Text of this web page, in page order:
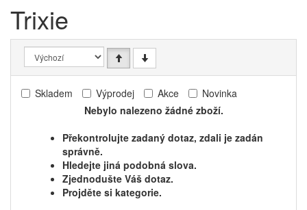
Trixie
Skladem Výprodej Akce
Novinka
Nebylo nalezeno žádné zboží.
Překontrolujte zadaný dotaz, zdali je zadán
správně.
Hledejte jiná podobná slova.
Zjednodušte Váš dotaz.
Projděte si kategorie.